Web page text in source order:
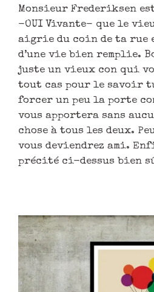
Monsieur Frederiksen
-OUI Vivante- que le
aigrie du coin de ta rue
d’une vie bien remplie.
juste un vieux con qui
tout cas pour le savoir
forcer un peu la porte
vous apportera sans
chose à tous les deux.
vous deviendrez ami.
précité ci-dessus bien